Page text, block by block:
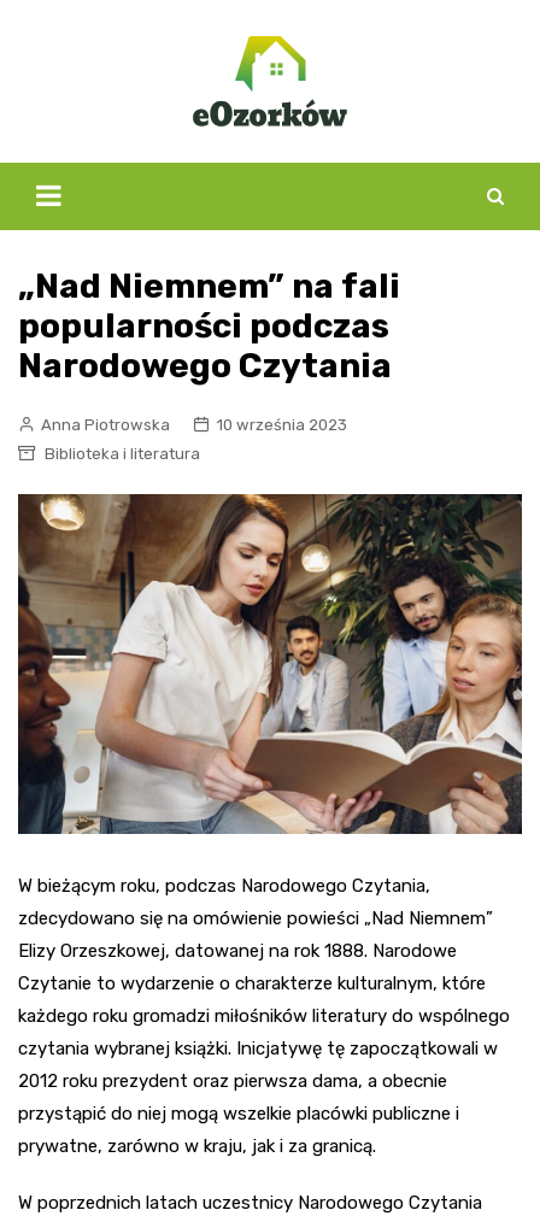
„Nad Niemnem” na fali
popularności podczas
Narodowego Czytania
Anna Piotrowska
10 września 2023
Biblioteka i literatura
W bieżącym roku, podczas Narodowego Czytania,
zdecydowano się na omówienie powieści „Nad Niemnem”
Elizy Orzeszkowej, datowanej na rok 1888. Narodowe
Czytanie to wydarzenie o charakterze kulturalnym, które
każdego roku gromadzi miłośników literatury do wspólnego
czytania wybranej książki. Inicjatywę tę zapoczątkowali w
2012 roku prezydent oraz pierwsza dama, a obecnie
przystąpić do niej mogą wszelkie placówki publiczne i
prywatne, zarówno w kraju, jak i za granicą.
W poprzednich latach uczestnicy Narodowego Czytania